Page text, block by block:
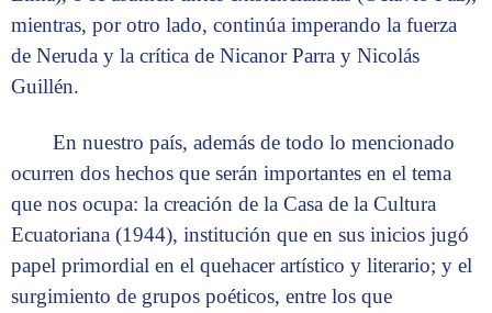
mientras, por otro lado, continúa imperando la fuerza
de Neruda y la crítica de Nicanor Parra y Nicolás
Guillén.
En nuestro país, además de todo lo mencionado
ocurren dos hechos que serán importantes en el tema
que nos ocupa: la creación de la Casa de la Cultura
Ecuatoriana (1944), institución que en sus inicios jugó
papel primordial en el quehacer artístico y literario; y el
surgimiento de grupos poéticos, entre los que